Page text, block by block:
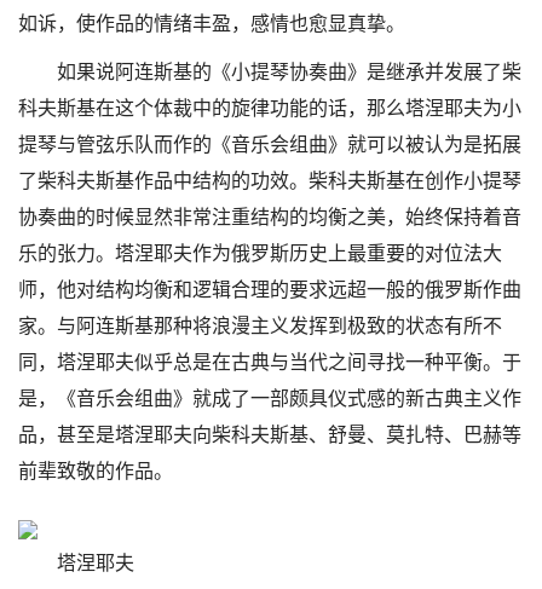
如诉，使作品的情绪丰盈，感情也愈显真挚。
如果说阿连斯基的《小提琴协奏曲》是继承并发展了柴
科夫斯基在这个体裁中的旋律功能的话，那么塔涅耶夫为小
提琴与管弦乐队而作的《音乐会组曲》就可以被认为是拓展
了柴科夫斯基作品中结构的功效。柴科夫斯基在创作小提琴
协奏曲的时候显然非常注重结构的均衡之美，始终保持着音
乐的张力。塔涅耶夫作为俄罗斯历史上最重要的对位法大
师，他对结构均衡和逻辑合理的要求远超一般的俄罗斯作曲
家。与阿连斯基那种将浪漫主义发挥到极致的状态有所不
同，塔涅耶夫似乎总是在古典与当代之间寻找一种平衡。于
是，《音乐会组曲》就成了一部颇具仪式感的新古典主义作
品，甚至是塔涅耶夫向柴科夫斯基、舒曼、莫扎特、巴赫等
前辈致敬的作品。
塔涅耶夫